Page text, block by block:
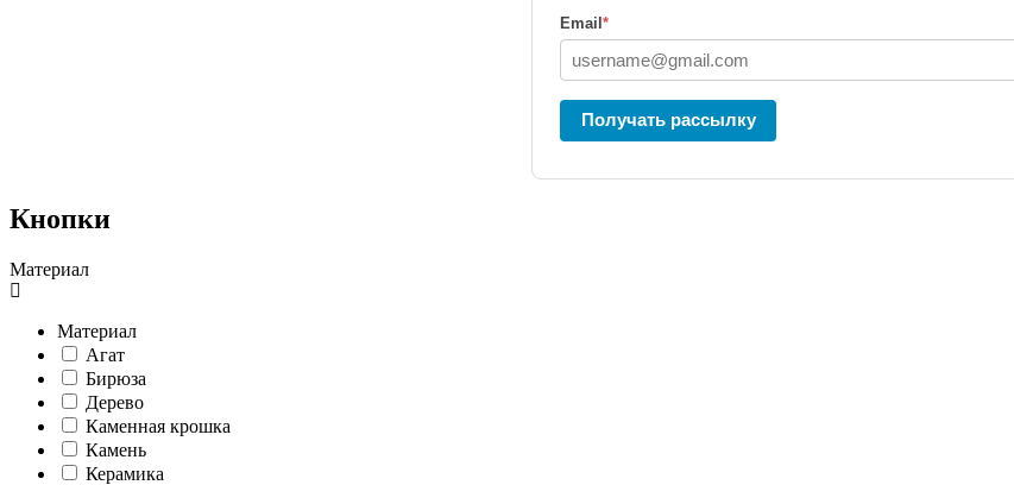
Email *
Получать рассылку
Кнопки
Материал
Материал
Агат
Бирюза
Дерево
Каменная крошка
Камень
Керамика